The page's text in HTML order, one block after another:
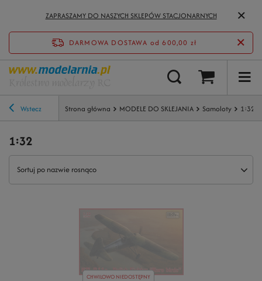
ZAPRASZAMY DO NASZYCH SKLEPÓW STACJONARNYCH
DARMOWA DOSTAWA od 600,00 zł
Wstecz Strona główna MODELE DO SKLEJANIA Samoloty 1:32
1:32
Sortuj po nazwie rosnąco
CHWILOWO NIEDOSTĘPNY